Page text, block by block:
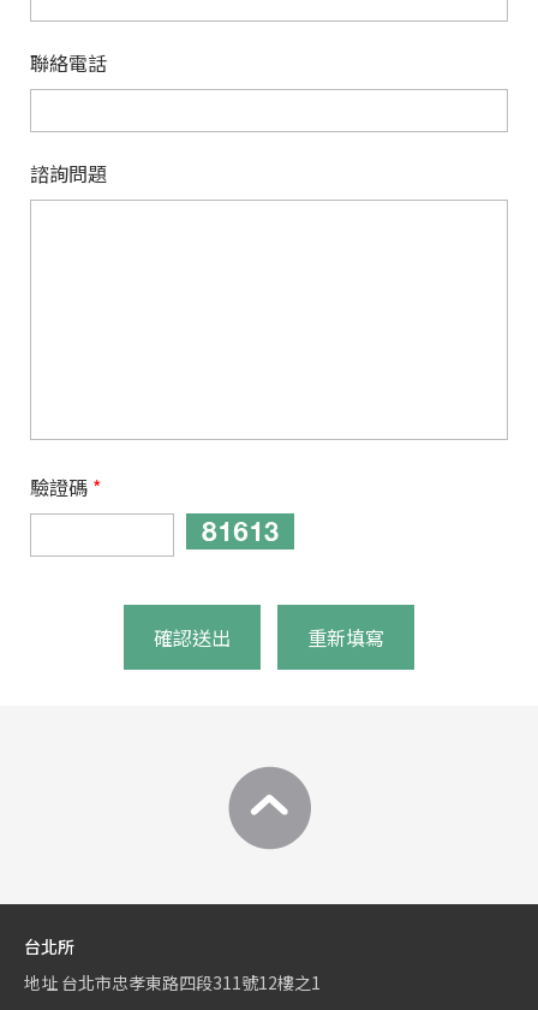
聯絡電話
諮詢問題
驗證碼 *
確認送出 重新填寫
台北所
地址 台北市忠孝東路四段311號12樓之1